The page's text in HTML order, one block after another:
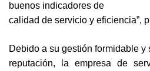
buenos indicadores de
calidad de servicio y eficiencia”,
Debido a su gestión formidable y
reputación, la empresa de